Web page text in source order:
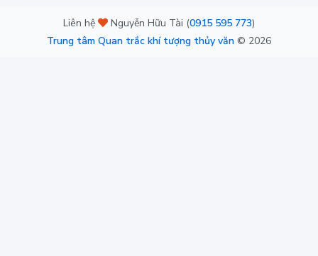
Liên hệ Nguyễn Hữu Tài (0915 595 773)
Trung tâm Quan trắc khí tượng thủy văn © 2026